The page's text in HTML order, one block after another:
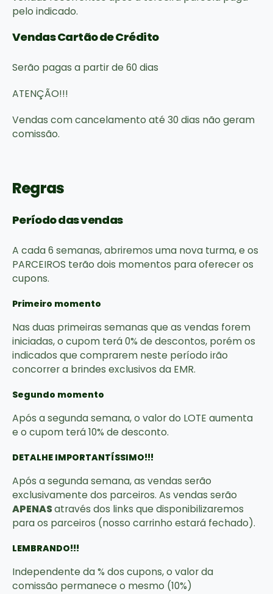
pelo indicado.
Vendas Cartão de Crédito
Serão pagas a partir de 60 dias
ATENÇÃO!!!
Vendas com cancelamento até 30 dias não geram
comissão.
Regras
Período das vendas
A cada 6 semanas, abriremos uma nova turma, e os
PARCEIROS terão dois momentos para oferecer os
cupons.
Primeiro momento
Nas duas primeiras semanas que as vendas forem
iniciadas, o cupom terá 0% de descontos, porém os
indicados que comprarem neste período irão
concorrer a brindes exclusivos da EMR.
Segundo momento
Após a segunda semana, o valor do LOTE aumenta
e o cupom terá 10% de desconto.
DETALHE IMPORTANTÍSSIMO!!!
Após a segunda semana, as vendas serão
exclusivamente dos parceiros. As vendas serão
APENASatravés dos links que disponibilizaremos
para os parceiros (nosso carrinho estará fechado).
LEMBRANDO!!!
Independente da % dos cupons, o valor da
comissão permanece o mesmo (10%)